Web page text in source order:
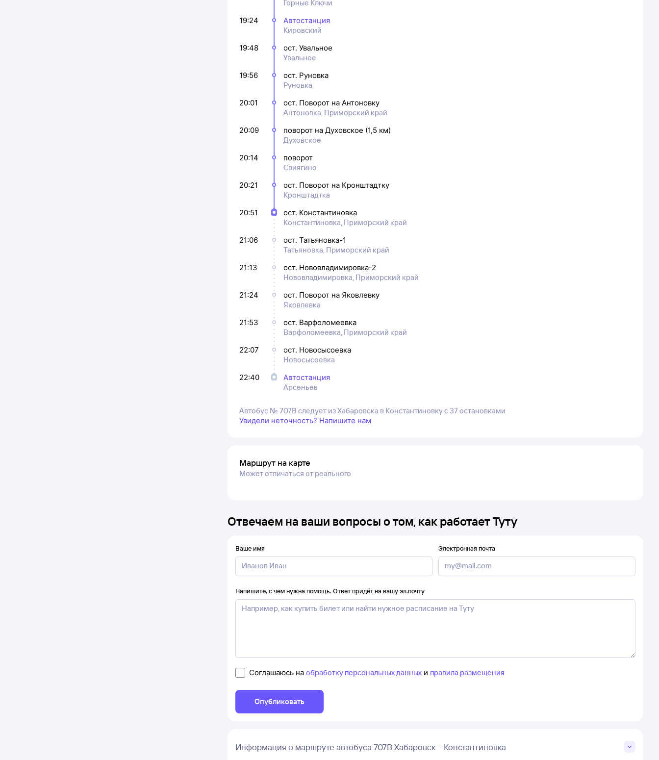
Горные Ключи
19:24
Автостанция
Кировский
19:48
ост. Увальное
Увальное
19:56
ост. Руновка
Руновка
20:01
ост. Поворот на Антоновку
Антоновка, Приморский край
20:09
поворот на Духовское (1,5 км)
Духовское
20:14
поворот
Свиягино
20:21
ост. Поворот на Кронштадтку
Кронштадтка
20:51
ост. Константиновка
Константиновка, Приморский край
21:06
ост. Татьяновка-1
Татьяновка, Приморский край
21:13
ост. Нововладимировка-2
Нововладимировка, Приморский край
21:24
ост. Поворот на Яковлевку
Яковлевка
21:53
ост. Варфоломеевка
Варфоломеевка, Приморский край
22:07
ост. Новосысоевка
Новосысоевка
22:40
Автостанция
Арсеньев
Автобус № 707В следует из Хабаровска в Константиновку с 37 остановками
Увидели неточность? Напишите нам
Маршрут на карте
Может отличаться от реального
Отвечаем на ваши вопросы о том, как работает Туту
Ваше имя Электронная почта
Напишите, с чем нужна помощь. Ответ придёт на вашу эл.почту
Соглашаюсь на обработку персональных данных и правила размещения
Опубликовать
Информация о маршруте автобуса 707В Хабаровск – Константиновка